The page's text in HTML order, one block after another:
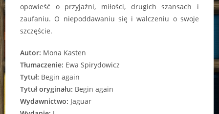
opowieść o przyjaźni, miłości, drugich szansach i
zaufaniu. O niepoddawaniu się i walczeniu o swoje
szczęście.
Autor: Mona Kasten
Tłumaczenie: Ewa Spirydowicz
Tytuł: Begin again
Tytuł oryginału: Begin again
Wydawnictwo: Jaguar